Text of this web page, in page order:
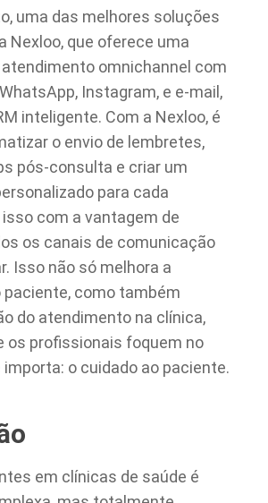
uma das melhores soluções
Nexloo, que oferece uma
omnichannel com
Instagram, e e-mail,
inteligente. Com a Nexloo, é
o envio de lembretes,
pós-consulta e criar um
para cada
com a vantagem de
os canais de comunicação
Isso não só melhora a
paciente, como também
do atendimento na clínica,
os profissionais foquem no
o cuidado ao paciente.
em clínicas de saúde é